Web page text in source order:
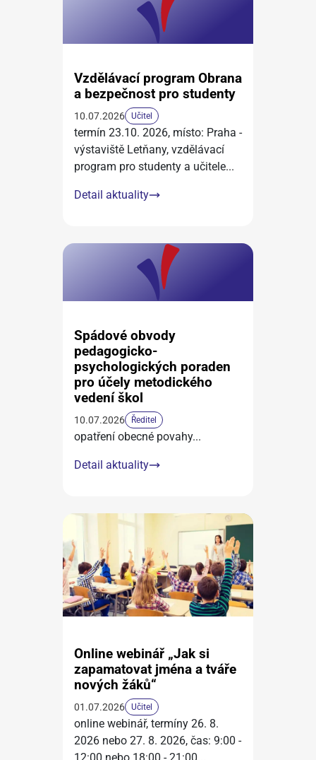
Vzdělávací program Obrana
a bezpečnost pro studenty
10.07.2026 Učitel
termín 23.10. 2026, místo: Praha -
výstaviště Letňany, vzdělávací
program pro studenty a učitele...
Detail aktuality
Spádové obvody
pedagogicko-
psychologických poraden
pro účely metodického
vedení škol
10.07.2026 Ředitel
opatření obecné povahy...
Detail aktuality
Online webinář „Jak si
zapamatovat jména a tváře
nových žáků“
01.07.2026 Učitel
online webinář, termíny 26. 8.
2026 nebo 27. 8. 2026, čas: 9:00 -